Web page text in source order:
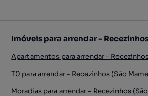
Imóveis para arrendar -
Apartamentos para arrendar -
T0 para arrendar - Recezinhos (São
Moradias para arrendar - Recezinhos